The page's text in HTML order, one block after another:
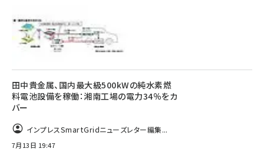
田中貴金属、国内最大級500kWの純水素燃
料電池設備を稼働：湘南工場の電力34％をカ
バー
インプレスSmartGridニューズレター編集...
7月13日 19:47